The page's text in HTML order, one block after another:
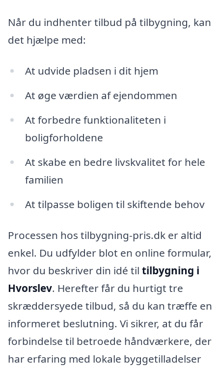
Når du indhenter tilbud på tilbygning, kan
det hjælpe med:
At udvide pladsen i dit hjem
At øge værdien af ejendommen
At forbedre funktionaliteten i
boligforholdene
At skabe en bedre livskvalitet for hele
familien
At tilpasse boligen til skiftende behov
Processen hos tilbygning-pris.dk er altid
enkel. Du udfylder blot en online formular,
hvor du beskriver din idé til tilbygning i
Hvorslev. Herefter får du hurtigt tre
skræddersyede tilbud, så du kan træffe en
informeret beslutning. Vi sikrer, at du får
forbindelse til betroede håndværkere, der
har erfaring med lokale byggetilladelser